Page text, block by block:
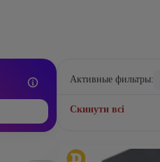
Активные фильтры:
Скинути всі